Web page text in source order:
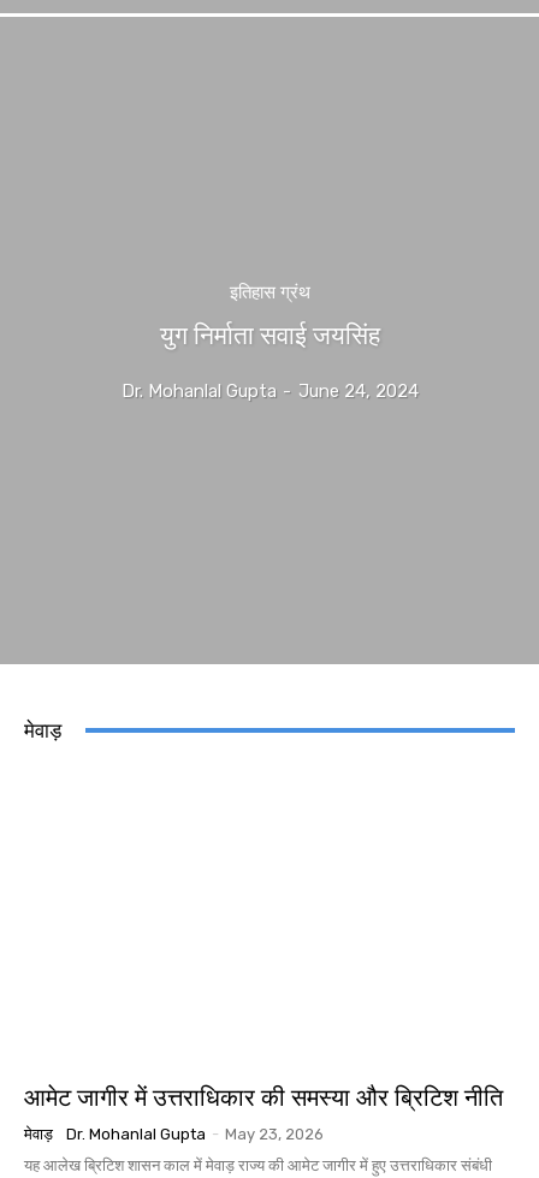
इतिहास ग्रंथ
युग निर्माता सवाई जयसिंह
Dr. Mohanlal Gupta - June 24, 2024
मेवाड़
आमेट जागीर में उत्तराधिकार की समस्या और ब्रिटिश नीति
मेवाड़ Dr. Mohanlal Gupta - May 23, 2026
यह आलेख ब्रिटिश शासन काल में मेवाड़ राज्य की आमेट जागीर में हुए उत्तराधिकार संबंधी